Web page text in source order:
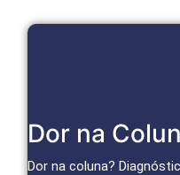
Dor na
Dor na coluna?
Tratamentos
Bloqueios, infiltrações e